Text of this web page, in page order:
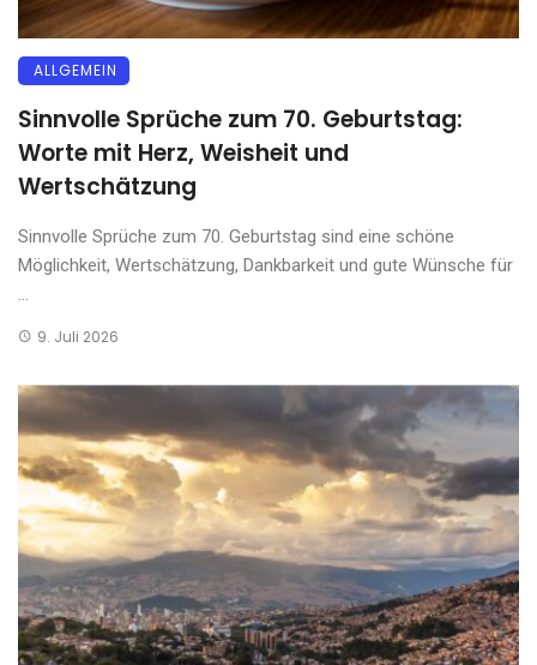
ALLGEMEIN
Sinnvolle Sprüche zum 70. Geburtstag:
Worte mit Herz, Weisheit und
Wertschätzung
Sinnvolle Sprüche zum 70. Geburtstag sind eine schöne
Möglichkeit, Wertschätzung, Dankbarkeit und gute Wünsche für
9. Juli 2026